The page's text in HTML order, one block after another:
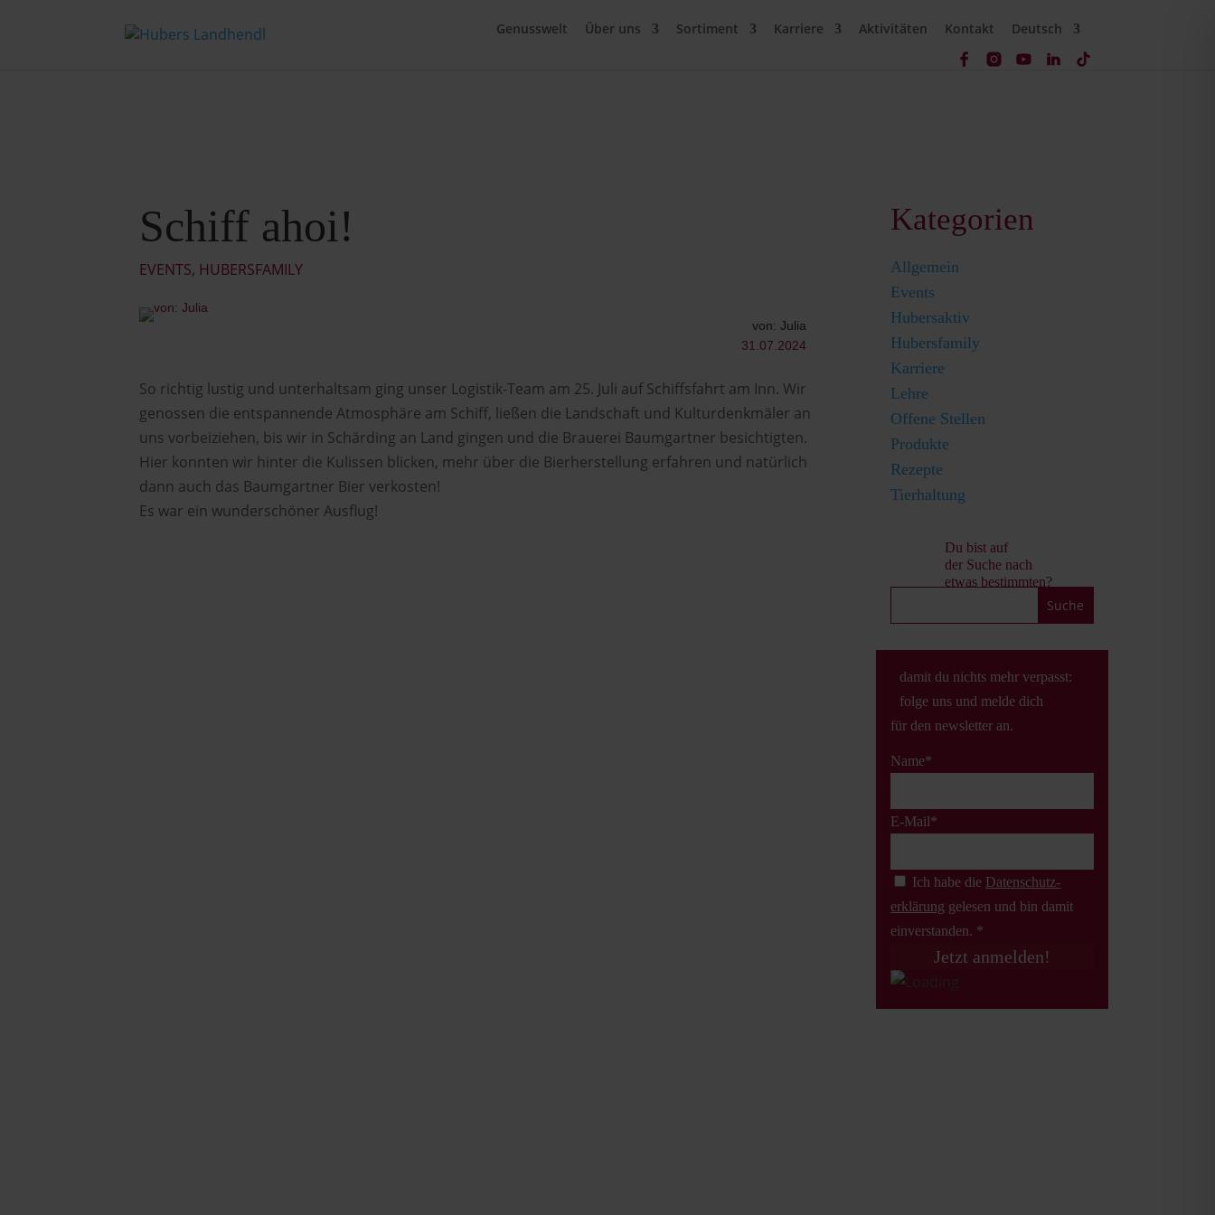
Genusswelt Über uns Sortiment Karriere Aktivitäten Kontakt Deutsch
Schiff ahoi!
EVENTS, HUBERSFAMILY
von: Julia
31.07.2024
So richtig lustig und unterhaltsam ging unser Logistik-Team am 25. Juli auf Schiffsfahrt am Inn. Wir
genossen die entspannende Atmosphäre am Schiff, ließen die Landschaft und Kulturdenkmäler an
uns vorbeiziehen, bis wir in Schärding an Land gingen und die Brauerei Baumgartner besichtigten.
Hier konnten wir hinter die Kulissen blicken, mehr über die Bierherstellung erfahren und natürlich
dann auch das Baumgartner Bier verkosten!
Es war ein wunderschöner Ausflug!
Kategorien
Allgemein
Events
Hubersaktiv
Hubersfamily
Karriere
Lehre
Offene Stellen
Produkte
Rezepte
Tierhaltung
Du bist auf
der Suche nach
etwas bestimmten?
damit du nichts mehr verpasst:
folge uns und melde dich
für den newsletter an.
Name*
E-Mail*
Ich habe die Datenschutz­
erklärung gelesen und bin damit
einverstanden. *